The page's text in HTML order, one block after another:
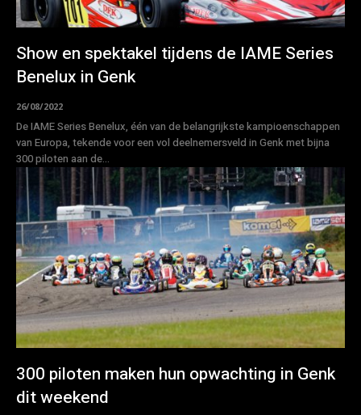
Show en spektakel tijdens de IAME Series
Benelux in Genk
26/08/2022
De IAME Series Benelux, één van de belangrijkste kampioenschappen
van Europa, tekende voor een vol deelnemersveld in Genk met bijna
300 piloten aan de...
300 piloten maken hun opwachting in Genk
dit weekend